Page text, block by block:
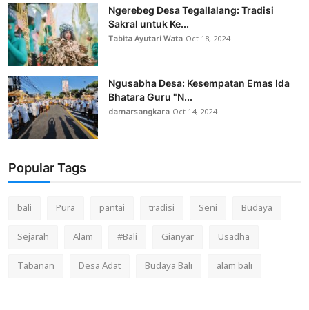
Ngerebeg Desa Tegallalang: Tradisi
Sakral untuk Ke...
Tabita Ayutari Wata Oct 18, 2024
Ngusabha Desa: Kesempatan Emas Ida
Bhatara Guru "N...
damarsangkara Oct 14, 2024
Popular Tags
bali Pura pantai tradisi Seni
Budaya
Sejarah
Alam #Bali Gianyar
Usadha
Tabanan
Desa Adat Budaya Bali alam bali